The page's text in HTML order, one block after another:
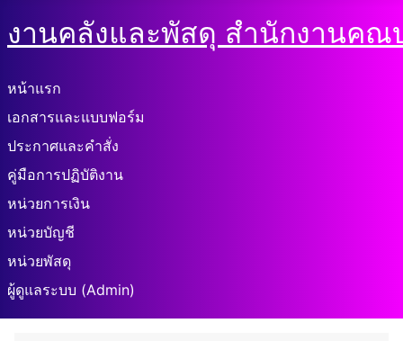
งานคลังและพัสดุ สำนักงานค
หน้าแรก
เอกสารและแบบฟอร์ม
ประกาศและคำสั่ง
คู่มือการปฏิบัติงาน
หน่วยการเงิน
หน่วยบัญชี
หน่วยพัสดุ
ผู้ดูแลระบบ (Admin)